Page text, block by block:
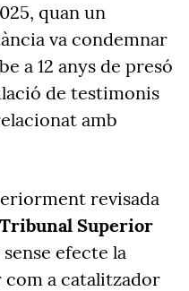
quan un
va condemnar
a 12 anys de presó
de testimonis
amb
revisada
Tribunal Superior
efecte la
a catalitzador